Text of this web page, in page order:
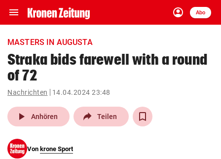
menu Navigation
ein-/ausklappen
account_circle
Anmelden
Abo
close Schließen
account_circle Anmelden
pin_drop
Wien arrow_right
MASTERS IN AUGUSTA
Straka bids farewell with a round
of 72
Nachrichten 14.04.2024 23:48
play_arrow Anhören Teilen
Von krone Sport